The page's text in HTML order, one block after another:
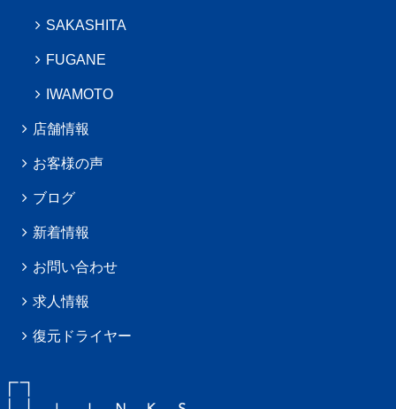
SAKASHITA
FUGANE
IWAMOTO
店舗情報
お客様の声
ブログ
新着情報
お問い合わせ
求人情報
復元ドライヤー